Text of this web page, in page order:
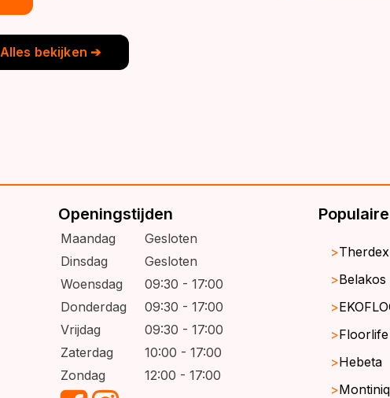
Alles bekijken ➔
Openingstijden
Maandag
Gesloten
Dinsdag
Gesloten
Woensdag
09:30 - 17:00
Donderdag
09:30 - 17:00
Vrijdag
09:30 - 17:00
Zaterdag
10:00 - 17:00
Zondag
12:00 - 17:00
Therdex
Belakos
Floorlife
Hebeta